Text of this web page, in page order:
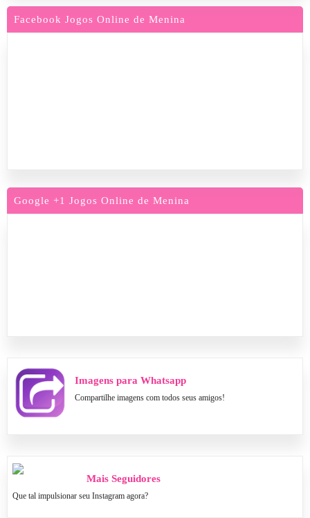
Facebook Jogos Online de Menina
Google +1 Jogos Online de Menina
Imagens para Whatsapp
Compartilhe imagens com todos seus amigos!
Mais Seguidores
Que tal impulsionar seu Instagram agora?